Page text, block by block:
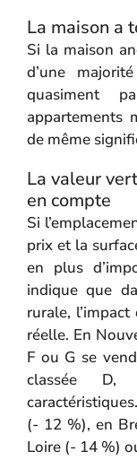
La maison a
Si la maison
d’une
quasiment
appartements
de même
La valeur
en compte
Si
prix et la
en plus
indique que
rurale,
réelle. En
F ou G se
classée D,
(- 12 %), en
Loire (- 14 %)